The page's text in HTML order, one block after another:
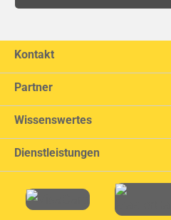
Kontakt
Partner
Wissenswertes
Dienstleistungen